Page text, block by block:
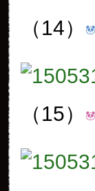
（14）
（15）